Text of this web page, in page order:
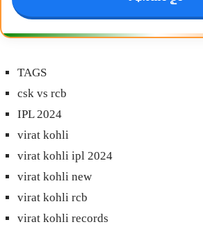
TAGS
csk vs rcb
IPL 2024
virat kohli
virat kohli ipl 2024
virat kohli new
virat kohli rcb
virat kohli records